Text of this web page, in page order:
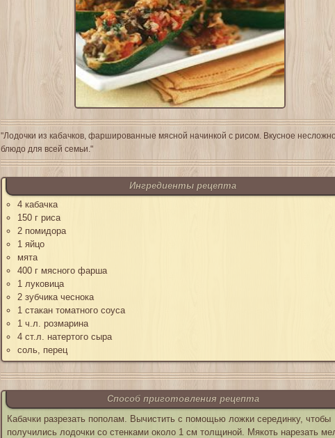
"Лодочки из кабачков, фаршированные мясной начинкой с рисом. Вкусное
блюдо для всей семьи."
Ингредиенты рецепта
4 кабачка
150 г риса
2 помидора
1 яйцо
мята
400 г мясного фарша
1 луковица
2 зубчика чеснока
1 стакан томатного соуса
1 ч.л. розмарина
4 ст.л. натертого сыра
соль, перец
Способ приготовления рецепта
Кабачки разрезать пополам. Вычистить с помощью ложки серединку, чтобы
получились лодочки со стенками около 1 см толщиной. Мякоть нарезать